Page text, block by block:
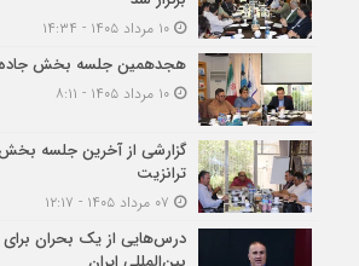
۱۰ مرداد ۱۴۰۵ - ۱۴:۳۴
هجدهمین جلسه بخش جاده
۱۰ مرداد ۱۴۰۵ - ۸:۱۱
گزارشی از آخرین جلسه
ترانزیت
درس‌هایی از یک بحران